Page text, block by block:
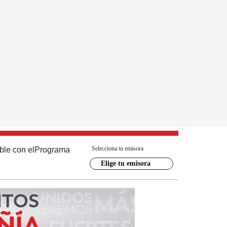
con el Programa Selecciona tu emisora
Elige tu emisora